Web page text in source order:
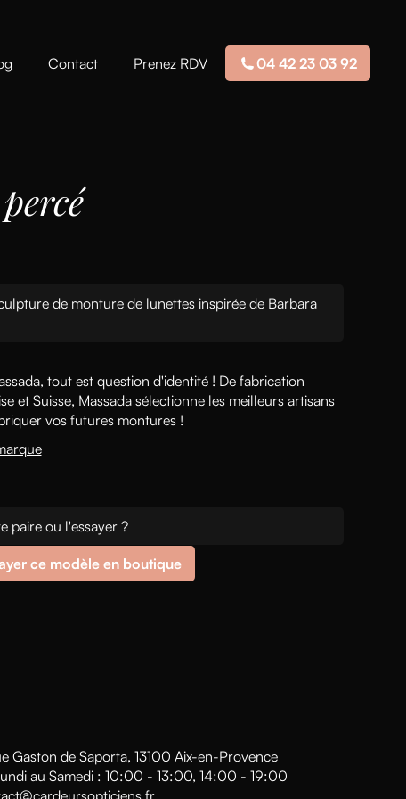
Contact Prenez RDV 04 42 23 03 92
de monture de lunettes inspirée de Barbara
tout est question d'identité ! De fabrication
et Suisse, Massada sélectionne les meilleurs artisans
vos futures montures !
paire ou l'essayer ?
ce modèle en boutique
Gaston de Saporta, 13100 Aix-en-Provence
au Samedi : 10:00 - 13:00, 14:00 - 19:00